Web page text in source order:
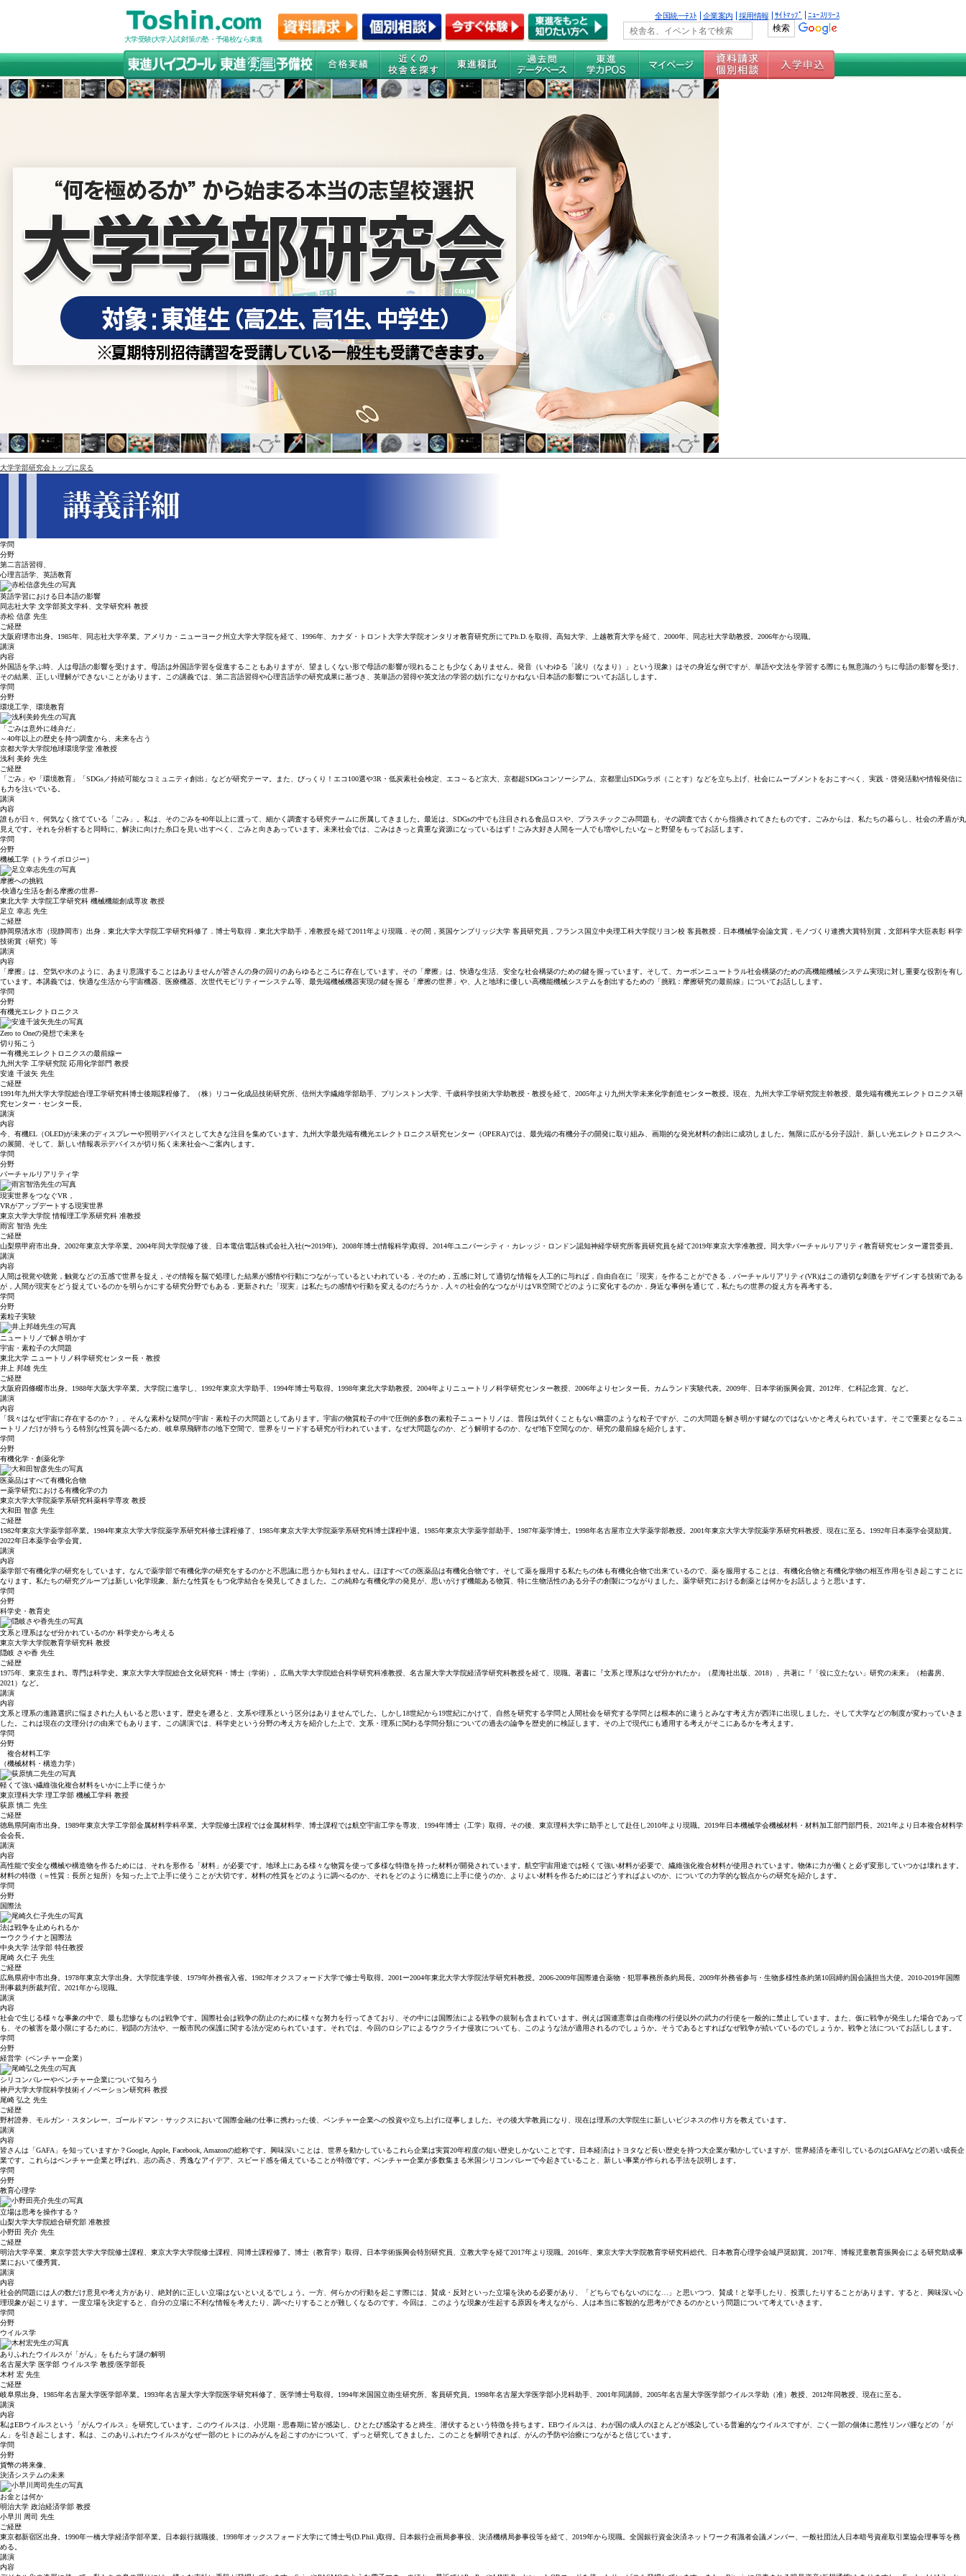
大学受験(大学入試)対策の塾・予備校なら東進
全国統一ﾃｽﾄ 企業案内 採用情報 ｻｲﾄﾏｯﾌﾟ ﾆｭｰｽﾘﾘｰｽ
大学学部研究会トップに戻る
学問
分野
第二言語習得、
心理言語学、英語教育
英語学習における日本語の影響
同志社大学 文学部英文学科、文学研究科 教授
赤松 信彦 先生
ご経歴
大阪府堺市出身。1985年、同志社大学卒業。アメリカ・ニューヨーク州立大学大学院を経て、1996年、カナダ・トロント大学大学院オンタリオ教育研究所にてPh.D.を取得。高知大学、上越教育大学を経て、2000年、同志社大学助教授。2006年から現職。
講演
内容
外国語を学ぶ時、人は母語の影響を受けます。母語は外国語学習を促進することもありますが、望ましくない形で母語の影響が現れることも少なくありません。発音（いわゆる「訛り（なまり）」という現象）はその身近な例ですが、単語や文法を学習する際にも無意識のうちに母語の影響を受け、
その結果、正しい理解ができないことがあります。この講義では、第二言語習得や心理言語学の研究成果に基づき、英単語の習得や英文法の学習の妨げになりかねない日本語の影響についてお話しします。
学問
分野
環境工学、環境教育
「ごみは意外に雄弁だ」
～40年以上の歴史を持つ調査から、未来を占う
京都大学大学院地球環境学堂 准教授
浅利 美鈴 先生
ご経歴
「ごみ」や「環境教育」「SDGs／持続可能なコミュニティ創出」などが研究テーマ。また、びっくり！エコ100選や3R・低炭素社会検定、エコ～るど京大、京都超SDGsコンソーシアム、京都里山SDGsラボ（ことす）などを立ち上げ、社会にムーブメントをおこすべく、実践・啓発活動や情報発信に
も力を注いでいる。
講演
内容
誰もが日々、何気なく捨てている「ごみ」。私は、そのごみを40年以上に渡って、細かく調査する研究チームに所属してきました。最近は、SDGsの中でも注目される食品ロスや、プラスチックごみ問題も、その調査で古くから指摘されてきたものです。ごみからは、私たちの暮らし、社会の矛盾が丸
見えです。それを分析すると同時に、解決に向けた糸口を見い出すべく、ごみと向きあっています。未来社会では、ごみはきっと貴重な資源になっているはず！ごみ大好き人間を一人でも増やしたいな～と野望をもってお話します。
学問
分野
機械工学（トライボロジー）
摩擦への挑戦
-快適な生活を創る摩擦の世界-
東北大学 大学院工学研究科 機械機能創成専攻 教授
足立 幸志 先生
ご経歴
静岡県清水市（現静岡市）出身．東北大学大学院工学研究科修了．博士号取得．東北大学助手，准教授を経て2011年より現職．その間，英国ケンブリッジ大学 客員研究員，フランス国立中央理工科大学院リヨン校 客員教授．日本機械学会論文賞，モノづくり連携大賞特別賞，文部科学大臣表彰 科学
技術賞（研究）等
講演
内容
「摩擦」は、空気や水のように、あまり意識することはありませんが皆さんの身の回りのあらゆるところに存在しています。その「摩擦」は、快適な生活、安全な社会構築のための鍵を握っています。そして、カーボンニュートラル社会構築のための高機能機械システム実現に対し重要な役割を有し
ています。本講義では、快適な生活から宇宙機器、医療機器、次世代モビリティーシステム等、最先端機械機器実現の鍵を握る「摩擦の世界」や、人と地球に優しい高機能機械システムを創出するための「挑戦：摩擦研究の最前線」についてお話しします。
学問
分野
有機光エレクトロニクス
Zero to Oneの発想で未来を
切り拓こう
ー有機光エレクトロニクスの最前線ー
九州大学 工学研究院 応用化学部門 教授
安達 千波矢 先生
ご経歴
1991年九州大学大学院総合理工学研究科博士後期課程修了。（株）リコー化成品技術研究所、信州大学繊維学部助手、プリンストン大学、千歳科学技術大学助教授・教授を経て、2005年より九州大学未来化学創造センター教授。現在、九州大学工学研究院主幹教授、最先端有機光エレクトロニクス研
究センター・センター長。
講演
内容
今、有機EL（OLED)が未来のディスプレーや照明デバイスとして大きな注目を集めています。九州大学最先端有機光エレクトロニクス研究センター（OPERA)では、最先端の有機分子の開発に取り組み、画期的な発光材料の創出に成功しました。無限に広がる分子設計、新しい光エレクトロニクスへ
の展開、そして、新しい情報表示デバイスが切り拓く未来社会へご案内します。
学問
分野
バーチャルリアリティ学
現実世界をつなぐVR，
VRがアップデートする現実世界
東京大学大学院 情報理工学系研究科 准教授
雨宮 智浩 先生
ご経歴
山梨県甲府市出身。2002年東京大学卒業。2004年同大学院修了後、日本電信電話株式会社入社(〜2019年)。2008年博士(情報科学)取得。2014年ユニバーシティ・カレッジ・ロンドン認知神経学研究所客員研究員を経て2019年東京大学准教授。同大学バーチャルリアリティ教育研究センター運営委員。
講演
内容
人間は視覚や聴覚，触覚などの五感で世界を捉え，その情報を脳で処理した結果が感情や行動につながっているといわれている．そのため，五感に対して適切な情報を人工的に与れば，自由自在に「現実」を作ることができる．バーチャルリアリティ(VR)はこの適切な刺激をデザインする技術である
が，人間が現実をどう捉えているのかを明らかにする研究分野でもある．更新された「現実」は私たちの感情や行動を変えるのだろうか．人々の社会的なつながりはVR空間でどのように変化するのか．身近な事例を通じて，私たちの世界の捉え方を再考する。
学問
分野
素粒子実験
ニュートリノで解き明かす
宇宙・素粒子の大問題
東北大学 ニュートリノ科学研究センター長・教授
井上 邦雄 先生
ご経歴
大阪府四條畷市出身。1988年大阪大学卒業。大学院に進学し、1992年東京大学助手、1994年博士号取得。1998年東北大学助教授。2004年よりニュートリノ科学研究センター教授、2006年よりセンター長。カムランド実験代表。2009年、日本学術振興会賞。2012年、仁科記念賞、など。
講演
内容
「我々はなぜ宇宙に存在するのか？」、そんな素朴な疑問が宇宙・素粒子の大問題としてあります。宇宙の物質粒子の中で圧倒的多数の素粒子ニュートリノは、普段は気付くこともない幽霊のような粒子ですが、この大問題を解き明かす鍵なのではないかと考えられています。そこで重要となるニュ
ートリノだけが持ちうる特別な性質を調べるため、岐阜県飛騨市の地下空間で、世界をリードする研究が行われています。なぜ大問題なのか、どう解明するのか、なぜ地下空間なのか、研究の最前線を紹介します。
学問
分野
有機化学・創薬化学
医薬品はすべて有機化合物
ー薬学研究における有機化学の力
東京大学大学院薬学系研究科薬科学専攻 教授
大和田 智彦 先生
ご経歴
1982年東京大学薬学部卒業。1984年東京大学大学院薬学系研究科修士課程修了、1985年東京大学大学院薬学系研究科博士課程中退。1985年東京大学薬学部助手。1987年薬学博士。1998年名古屋市立大学薬学部教授。2001年東京大学大学院薬学系研究科教授、現在に至る。1992年日本薬学会奨励賞。
2022年日本薬学会学会賞。
講演
内容
薬学部で有機化学の研究をしています。なんで薬学部で有機化学の研究をするのかと不思議に思うかも知れません。ほぼすべての医薬品は有機化合物です。そして薬を服用する私たちの体も有機化合物で出来ているので、薬を服用することは、有機化合物と有機化学物の相互作用を引き起こすことに
なります。私たちの研究グループは新しい化学現象、新たな性質をもつ化学結合を発見してきました。この純粋な有機化学の発見が、思いがけず機能ある物質、特に生物活性のある分子の創製につながりました。薬学研究における創薬とは何かをお話しようと思います。
学問
分野
科学史・教育史
文系と理系はなぜ分かれているのか 科学史から考える
東京大学大学院教育学研究科 教授
隠岐 さや香 先生
ご経歴
1975年、東京生まれ。専門は科学史。東京大学大学院総合文化研究科・博士（学術）。広島大学大学院総合科学研究科准教授、名古屋大学大学院経済学研究科教授を経て、現職。著書に『文系と理系はなぜ分かれたか』（星海社出版、2018）、共著に『「役に立たない」研究の未来』（柏書房、
2021）など。
講演
内容
文系と理系の進路選択に悩まされた人もいると思います。歴史を遡ると、文系や理系という区分はありませんでした。しかし18世紀から19世紀にかけて、自然を研究する学問と人間社会を研究する学問とは根本的に違うとみなす考え方が西洋に出現しました。そして大学などの制度が変わっていきま
した。これは現在の文理分けの由来でもあります。この講演では、科学史という分野の考え方を紹介した上で、文系・理系に関わる学問分類についての過去の論争を歴史的に検証します。その上で現代にも通用する考えがそこにあるかを考えます。
学問
分野
複合材料工学
（機械材料・構造力学）
軽くて強い繊維強化複合材料をいかに上手に使うか
東京理科大学 理工学部 機械工学科 教授
荻原 慎二 先生
ご経歴
徳島県阿南市出身。1989年東京大学工学部金属材料学科卒業。大学院修士課程では金属材料学、博士課程では航空宇宙工学を専攻、1994年博士（工学）取得。その後、東京理科大学に助手として赴任し2010年より現職。2019年日本機械学会機械材料・材料加工部門部門長。2021年より日本複合材料学
会会長。
講演
内容
高性能で安全な機械や構造物を作るためには、それを形作る「材料」が必要です。地球上にある様々な物質を使って多様な特徴を持った材料が開発されています。航空宇宙用途では軽くて強い材料が必要で、繊維強化複合材料が使用されています。物体に力が働くと必ず変形していつかは壊れます。
材料の特徴（＝性質：長所と短所）を知った上で上手に使うことが大切です。材料の性質をどのように調べるのか、それをどのように構造に上手に使うのか、よりよい材料を作るためにはどうすればよいのか、についての力学的な観点からの研究を紹介します。
学問
分野
国際法
法は戦争を止められるか
ーウクライナと国際法
中央大学 法学部 特任教授
尾崎 久仁子 先生
ご経歴
広島県府中市出身。1978年東京大学出身。大学院進学後、1979年外務省入省。1982年オクスフォード大学で修士号取得。2001ー2004年東北大学大学院法学研究科教授。2006-2009年国際連合薬物・犯罪事務所条約局長。2009年外務省参与・生物多様性条約第10回締約国会議担当大使。2010-2019年国際
刑事裁判所裁判官。2021年から現職。
講演
内容
社会で生じる様々な事象の中で、最も悲惨なものは戦争です。国際社会は戦争の防止のために様々な努力を行ってきており、その中には国際法による戦争の規制も含まれています。例えば国連憲章は自衛権の行使以外の武力の行使を一般的に禁止しています。また、仮に戦争が発生した場合であって
も、その被害を最小限にするために、戦闘の方法や、一般市民の保護に関する法が定められています。それでは、今回のロシアによるウクライナ侵攻についても、このような法が適用されるのでしょうか。そうであるとすればなぜ戦争が続いているのでしょうか。戦争と法についてお話しします。
学問
分野
経営学（ベンチャー企業）
シリコンバレーやベンチャー企業について知ろう
神戸大学大学院科学技術イノベーション研究科 教授
尾崎 弘之 先生
ご経歴
野村證券、モルガン・スタンレー、ゴールドマン・サックスにおいて国際金融の仕事に携わった後、ベンチャー企業への投資や立ち上げに従事しました。その後大学教員になり、現在は理系の大学院生に新しいビジネスの作り方を教えています。
講演
内容
皆さんは「GAFA」を知っていますか？Google, Apple, Facebook, Amazonの総称です。興味深いことは、世界を動かしているこれら企業は実質20年程度の短い歴史しかないことです。日本経済はトヨタなど長い歴史を持つ大企業が動かしていますが、世界経済を牽引しているのはGAFAなどの若い成長企
業です。これらはベンチャー企業と呼ばれ、志の高さ、秀逸なアイデア、スピード感を備えていることが特徴です。ベンチャー企業が多数集まる米国シリコンバレーで今起きていること、新しい事業が作られる手法を説明します。
学問
分野
教育心理学
立場は思考を操作する？
山梨大学大学院総合研究部 准教授
小野田 亮介 先生
ご経歴
明治大学卒業、東京学芸大学大学院修士課程、東京大学大学院修士課程、同博士課程修了。博士（教育学）取得。日本学術振興会特別研究員、立教大学を経て2017年より現職。2016年、東京大学大学院教育学研究科総代、日本教育心理学会城戸奨励賞。2017年、博報児童教育振興会による研究助成事
業において優秀賞。
講演
内容
社会的問題には人の数だけ意見や考え方があり、絶対的に正しい立場はないといえるでしょう。一方、何らかの行動を起こす際には、賛成・反対といった立場を決める必要があり、「どちらでもないのにな…」と思いつつ、賛成！と挙手したり、投票したりすることがあります。すると、興味深い心
理現象が起こります。一度立場を決定すると、自分の立場に不利な情報を考えたり、調べたりすることが難しくなるのです。今回は、このような現象が生起する原因を考えながら、人は本当に客観的な思考ができるのかという問題について考えていきます。
学問
分野
ウイルス学
ありふれたウイルスが「がん」をもたらす謎の解明
名古屋大学 医学部 ウイルス学 教授/医学部長
木村 宏 先生
ご経歴
岐阜県出身。1985年名古屋大学医学部卒業。1993年名古屋大学大学院医学研究科修了、医学博士号取得。1994年米国国立衛生研究所、客員研究員。1998年名古屋大学医学部小児科助手、2001年同講師。2005年名古屋大学医学部ウイルス学助（准）教授、2012年同教授、現在に至る。
講演
内容
私はEBウイルスという「がんウイルス」を研究しています。このウイルスは、小児期・思春期に皆が感染し、ひとたび感染すると終生、潜伏するという特徴を持ちます。EBウイルスは、わが国の成人のほとんどが感染している普遍的なウイルスですが、ごく一部の個体に悪性リンパ腫などの「が
ん」を引き起こします。私は、このありふれたウイルスがなぜ一部のヒトにのみがんを起こすのかについて、ずっと研究してきました。このことを解明できれば、がんの予防や治療につながると信じています。
学問
分野
貨幣の将来像、
決済システムの未来
お金とは何か
明治大学 政治経済学部 教授
小早川 周司 先生
ご経歴
東京都新宿区出身。1990年一橋大学経済学部卒業。日本銀行就職後、1998年オックスフォード大学にて博士号(D.Phil.)取得。日本銀行企画局参事役、決済機構局参事役等を経て、2019年から現職。全国銀行資金決済ネットワーク有識者会議メンバー、一般社団法人日本暗号資産取引業協会理事等を務
める。
講演
内容